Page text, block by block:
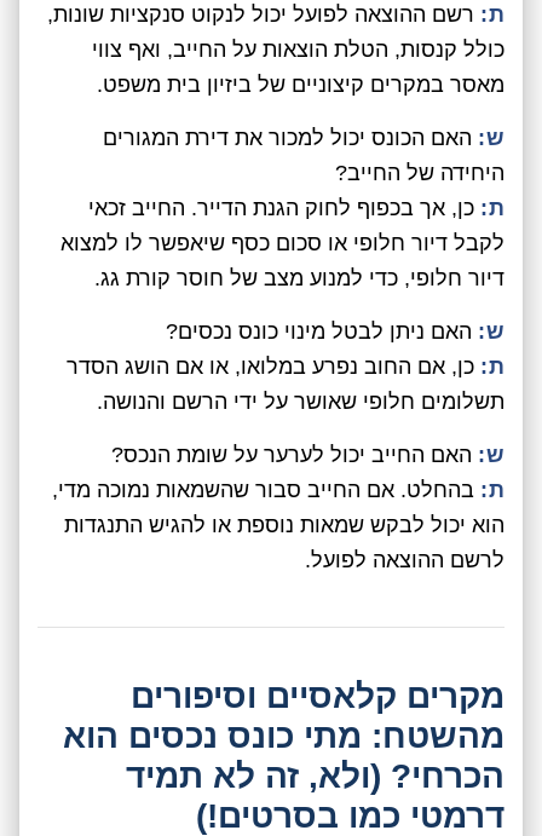
ת: רשם ההוצאה לפועל יכול לנקוט סנקציות שונות,
כולל קנסות, הטלת הוצאות על החייב, ואף צווי
מאסר במקרים קיצוניים של ביזיון בית משפט.
ש: האם הכונס יכול למכור את דירת המגורים
היחידה של החייב?
ת: כן, אך בכפוף לחוק הגנת הדייר. החייב זכאי
לקבל דיור חלופי או סכום כסף שיאפשר לו למצוא
דיור חלופי, כדי למנוע מצב של חוסר קורת גג.
ש: האם ניתן לבטל מינוי כונס נכסים?
ת: כן, אם החוב נפרע במלואו, או אם הושג הסדר
תשלומים חלופי שאושר על ידי הרשם והנושה.
ש: האם החייב יכול לערער על שומת הנכס?
ת: בהחלט. אם החייב סבור שהשמאות נמוכה מדי,
הוא יכול לבקש שמאות נוספת או להגיש התנגדות
לרשם ההוצאה לפועל.
מקרים קלאסיים וסיפורים
מהשטח: מתי כונס נכסים הוא
הכרחי? (ולא, זה לא תמיד
דרמטי כמו בסרטים!)